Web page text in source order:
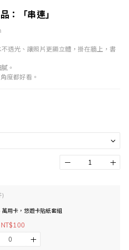
：「串連」
透光、讓照片更顯立體，掛在牆上，書
。
度都好看。
)
萬用卡，悠遊卡貼紙套組